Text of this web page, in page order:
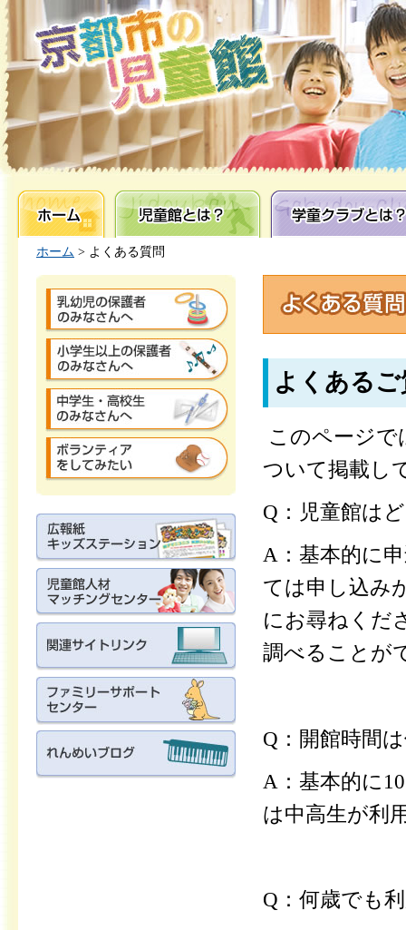
ホーム 児童館とは？ 学童クラブとは？
ホーム > よくある質問
よくある
このページで
ついて掲載し
Q：児童館は
A：基本的に
ては申し込み
にお尋ねくだ
調べることが
Q：開館時間
A：基本的に
は中高生が利
Q：何歳でも